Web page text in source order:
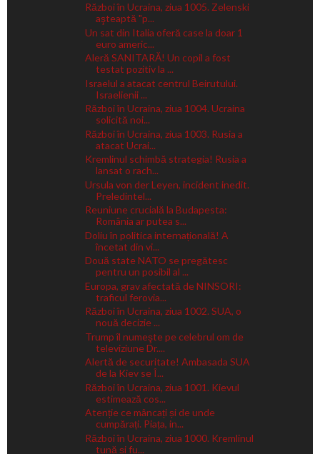
Război în Ucraina, ziua 1005. Zelenski
aşteaptă "p...
Un sat din Italia oferă case la doar 1
euro americ...
Aleră SANITARĂ! Un copil a fost
testat pozitiv la ...
Israelul a atacat centrul Beirutului.
Israelienii ...
Război în Ucraina, ziua 1004. Ucraina
solicită noi...
Război în Ucraina, ziua 1003. Rusia a
atacat Ucrai...
Kremlinul schimbă strategia! Rusia a
lansat o rach...
Ursula von der Leyen, incident inedit.
Preledintel...
Reuniune crucială la Budapesta:
România ar putea s...
Doliu în politica internațională! A
încetat din vi...
Două state NATO se pregătesc
pentru un posibil al ...
Europa, grav afectată de NINSORI:
traficul ferovia...
Război în Ucraina, ziua 1002. SUA, o
nouă decizie ...
Trump îl numeşte pe celebrul om de
televiziune Dr....
Alertă de securitate! Ambasada SUA
de la Kiev se Î...
Război în Ucraina, ziua 1001. Kievul
estimează cos...
Atenție ce mâncați și de unde
cumpărați. Piața, in...
Război în Ucraina, ziua 1000. Kremlinul
tună și fu...